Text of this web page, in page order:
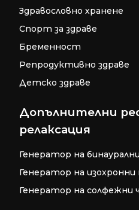
Здравословно хранене
Спорт за здраве
Бременност
Репродуктивно здраве
Детско здраве
Допълнителни
релаксация
Генератор на
Генератор на
Генератор на солфежни